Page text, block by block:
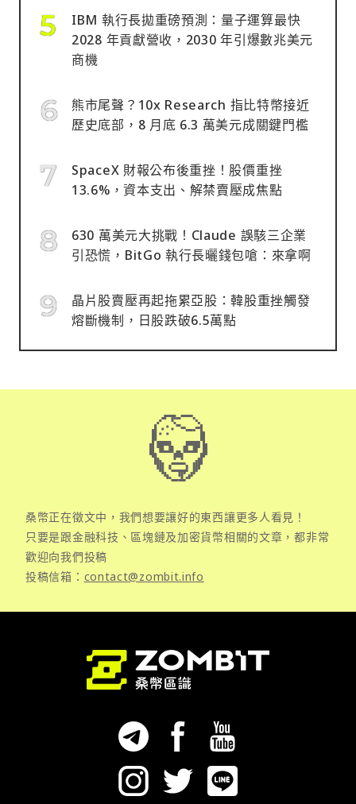
IBM 執行長拋重磅預測：量子運算最快
2028 年貢獻營收，2030 年引爆數兆美元
商機
熊市尾聲？10x Research 指比特幣接近
歷史底部，8 月底 6.3 萬美元成關鍵門檻
SpaceX 財報公布後重挫！股價重挫
13.6%，資本支出、解禁賣壓成焦點
630 萬美元大挑戰！Claude 誤駭三企業
引恐慌，BitGo 執行長曬錢包嗆：來拿啊
晶片股賣壓再起拖累亞股：韓股重挫觸發
熔斷機制，日股跌破6.5萬點
桑幣正在徵文中，我們想要讓好的東西讓更多人看見！
只要是跟金融科技、區塊鏈及加密貨幣相關的文章，都非常
歡迎向我們投稿
投稿信箱： contact@zombit.info